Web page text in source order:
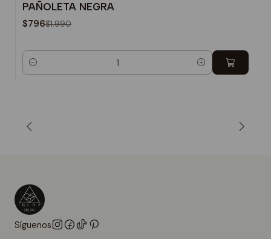
-60%
PAÑOLETA NEGRA
$796$1.990
Cantidad
Síguenos